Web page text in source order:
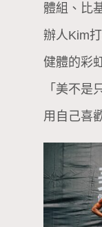
體組、比
辦人Kim
健體的彩
「美不是
用自己喜